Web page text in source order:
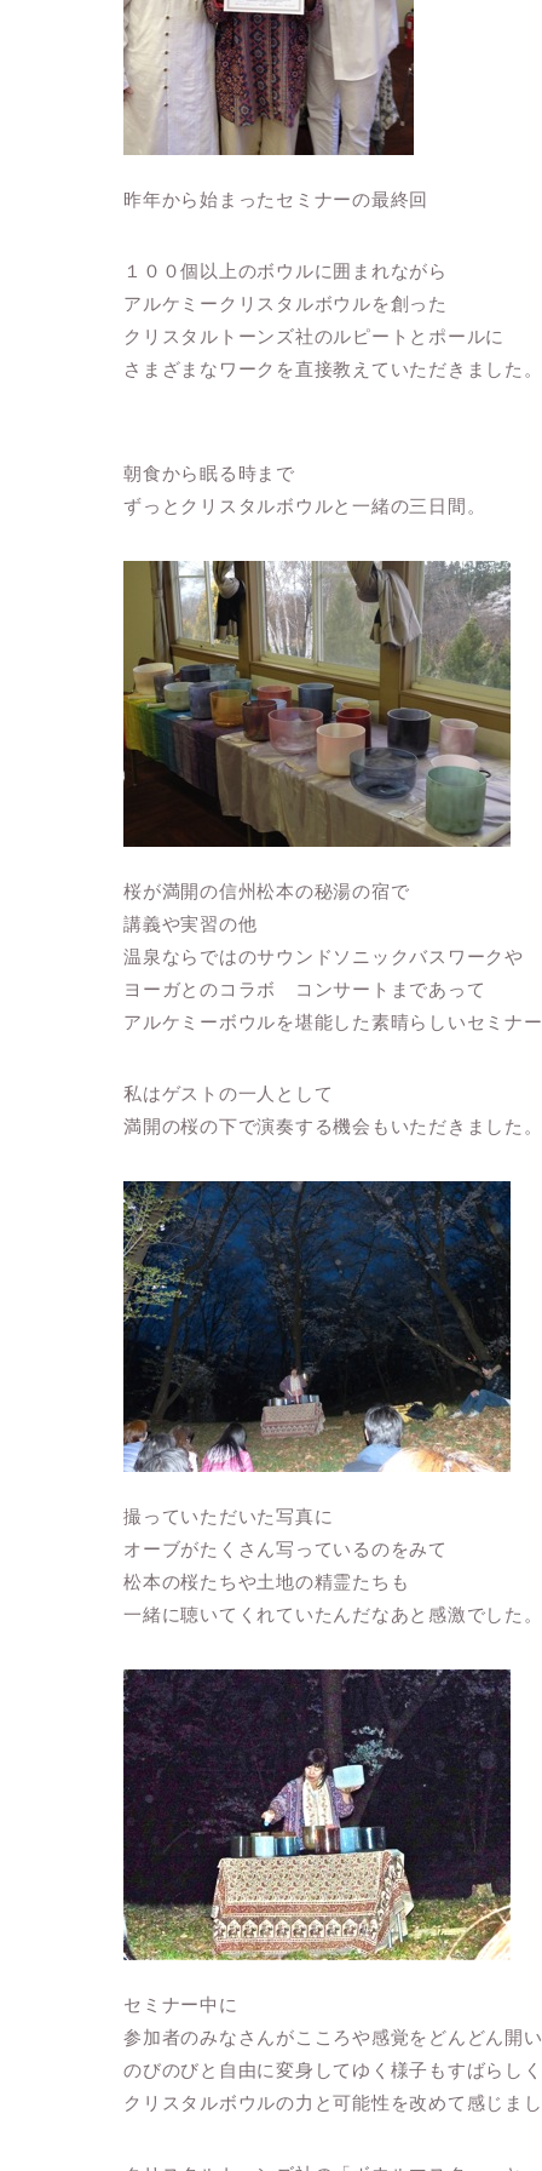
昨年から始まったセミナーの最終回
１００個以上のボウルに囲まれながら
アルケミークリスタルボウルを創った
クリスタルトーンズ社のルピートとポールに
さまざまなワークを直接教えていただきました。
朝食から眠る時まで
ずっとクリスタルボウルと一緒の三日間。
桜が満開の信州松本の秘湯の宿で
講義や実習の他
温泉ならではのサウンドソニックバスワークや
ヨーガとのコラボ コンサートまであって
アルケミーボウルを堪能した素晴らしいセミナー
私はゲストの一人として
満開の桜の下で演奏する機会もいただきました。
撮っていただいた写真に
オーブがたくさん写っているのをみて
松本の桜たちや土地の精霊たちも
一緒に聴いてくれていたんだなあと感激でした。
セミナー中に
参加者のみなさんがこころや感覚をどんどん開
のびのびと自由に変身してゆく様子もすばらしく
クリスタルボウルの力と可能性を改めて感じまし